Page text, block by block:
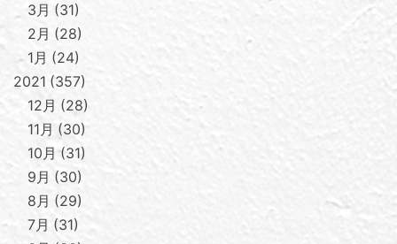
3月
31
2月
28
1月
24
2021 357
12月
28
11月
30
10月
31
9月
30
8月
29
7月
31